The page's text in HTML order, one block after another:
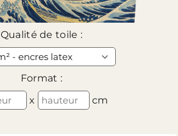
Qualité de toile :
Format :
x
cm